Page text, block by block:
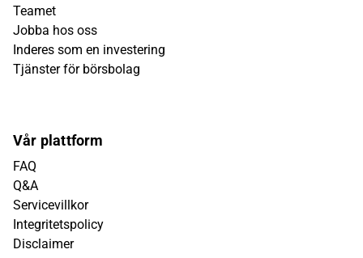
Teamet
Jobba hos oss
Inderes som en investering
Tjänster för börsbolag
Vår plattform
FAQ
Q&A
Servicevillkor
Integritetspolicy
Disclaimer